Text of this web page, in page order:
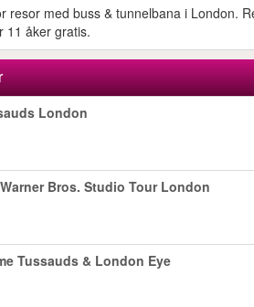
resor med buss & tunnelbana i London.
11 åker gratis.
London
Bros. Studio Tour London
Tussauds & London Eye